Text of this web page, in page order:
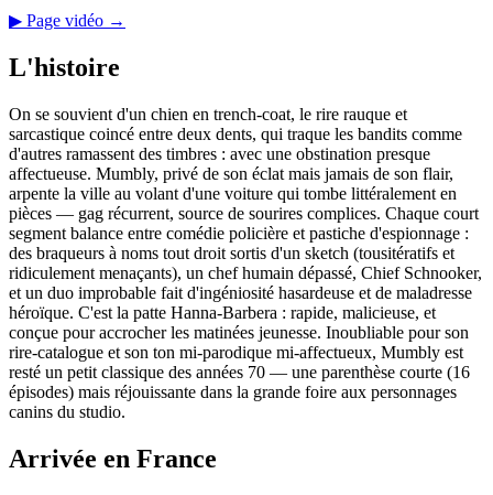
▶ Page vidéo →
L'histoire
On se souvient d'un chien en trench-coat, le rire rauque et
sarcastique coincé entre deux dents, qui traque les bandits comme
d'autres ramassent des timbres : avec une obstination presque
affectueuse. Mumbly, privé de son éclat mais jamais de son flair,
arpente la ville au volant d'une voiture qui tombe littéralement en
pièces — gag récurrent, source de sourires complices. Chaque court
segment balance entre comédie policière et pastiche d'espionnage :
des braqueurs à noms tout droit sortis d'un sketch (tousitératifs et
ridiculement menaçants), un chef humain dépassé, Chief Schnooker,
et un duo improbable fait d'ingéniosité hasardeuse et de maladresse
héroïque. C'est la patte Hanna-Barbera : rapide, malicieuse, et
conçue pour accrocher les matinées jeunesse. Inoubliable pour son
rire-catalogue et son ton mi-parodique mi-affectueux, Mumbly est
resté un petit classique des années 70 — une parenthèse courte (16
épisodes) mais réjouissante dans la grande foire aux personnages
canins du studio.
Arrivée en France